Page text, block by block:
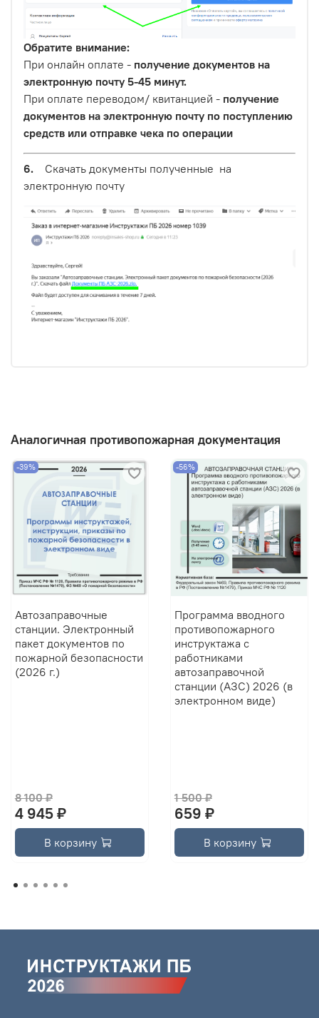
Обратите внимание:
При онлайн оплате - получение документов на
электронную почту 5-45 минут.
При оплате переводом/ квитанцией - получение
документов на электронную почту по поступлению
средств или отправке чека по операции
6. Скачать документы полученные на
электронную почту
Аналогичная противопожарная документация
-39%
Автозаправочные
станции. Электронный
пакет документов по
пожарной безопасности
(2026 г.)
8 100 ₽
4 945 ₽
В корзину
-56%
Программа вводного
противопожарного
инструктажа с
работниками
автозаправочной
станции (АЗС) 2026 (в
электронном виде)
1 500 ₽
659 ₽
В корзину